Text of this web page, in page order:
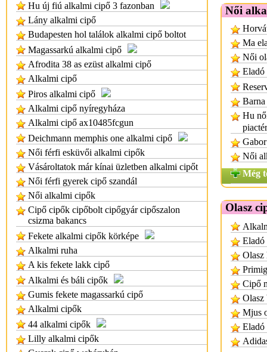
Hu új fiú alkalmi cipő 3 fazonban
Lány alkalmi cipő
Budapesten hol találok alkalmi cipő boltot
Magassarkú alkalmi cipő
Afrodita 38 as ezüst alkalmi cipő
Alkalmi cipő
Piros alkalmi cipő
Alkalmi cipő nyíregyháza
Alkalmi cipő ax10485fcgun
Deichmann memphis one alkalmi cipő
Női férfi esküvői alkalmi cipők
Vásároltatok már kínai üzletben alkalmi cipőt
Női férfi gyerek cipő szandál
Női alkalmi cipők
Cipő cipők cipőbolt cipőgyár cipőszalon
csizma bakancs
Fekete alkalmi cipők körképe
Alkalmi ruha
A kis fekete lakk cipő
Alkalmi és báli cipők
Gumis fekete magassarkú cipő
Alkalmi cipők
44 alkalmi cipők
Lilly alkalmi cipők
Női
Ma
Női
Eladó
Hu
piactér
Női
Még
Olasz
Eladó
Olasz
Cipő
Olasz
Mjus
Eladó